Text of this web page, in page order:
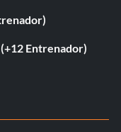
Entrenador)